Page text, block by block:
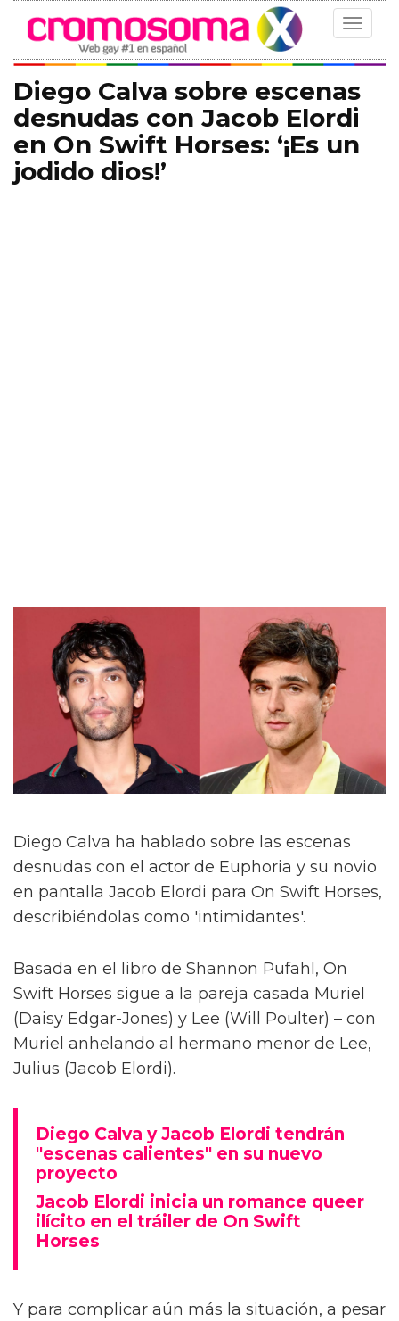
Toggle
Diego Calva sobre escenas
desnudas con Jacob Elordi
en On Swift Horses: ‘¡Es un
jodido dios!’
Diego Calva ha hablado sobre las escenas
desnudas con el actor de Euphoria y su novio
en pantalla Jacob Elordi para On Swift Horses,
describiéndolas como 'intimidantes'.
Basada en el libro de Shannon Pufahl, On
Swift Horses sigue a la pareja casada Muriel
(Daisy Edgar-Jones) y Lee (Will Poulter) – con
Muriel anhelando al hermano menor de Lee,
Julius (Jacob Elordi).
Diego Calva y Jacob Elordi tendrán
"escenas calientes" en su nuevo
proyecto
Jacob Elordi inicia un romance queer
ilícito en el tráiler de On Swift
Horses
Y para complicar aún más la situación, a pesar